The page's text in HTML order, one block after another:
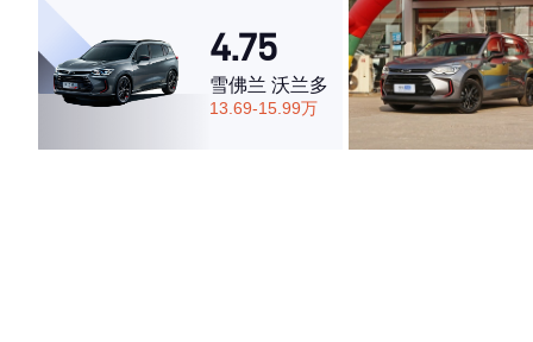
4.75
雪佛兰 沃兰多
13.69-15.99万